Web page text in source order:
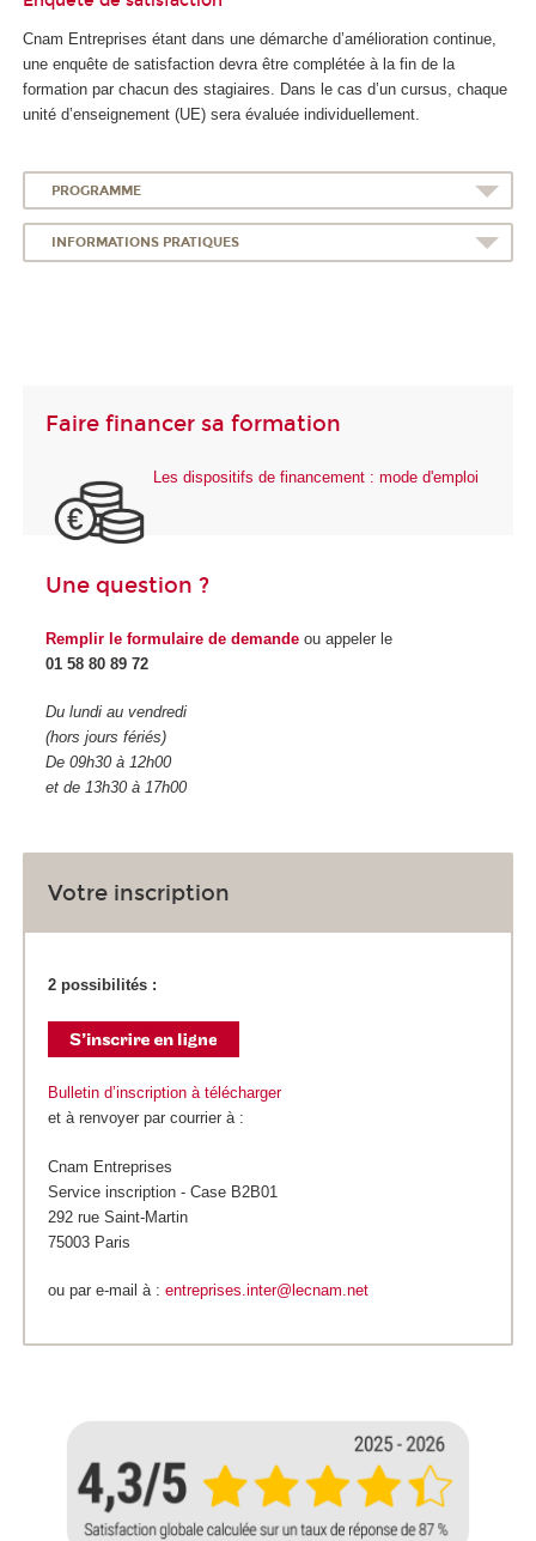
Cnam Entreprises étant dans une démarche d’amélioration continue,
une enquête de satisfaction devra être complétée à la fin de la
formation par chacun des stagiaires. Dans le cas d’un cursus, chaque
unité d’enseignement (UE) sera évaluée individuellement.
PROGRAMME
INFORMATIONS PRATIQUES
Faire financer sa formation
Les dispositifs de financement : mode d'emploi
Une question ?
Remplir le formulaire de demande ou appeler le
01 58 80 89 72
Du lundi au vendredi
(hors jours fériés)
De 09h30 à 12h00
et de 13h30 à 17h00
Votre inscription
2 possibilités :
Bulletin d’inscription à télécharger
et à renvoyer par courrier à :
Cnam Entreprises
Service inscription - Case B2B01
292 rue Saint-Martin
75003 Paris
ou par e-mail à : entreprises.inter@lecnam.net